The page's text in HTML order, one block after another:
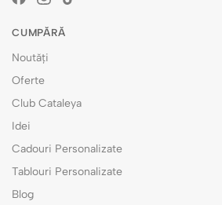
CUMPĂRĂ
Noutăți
Oferte
Club Cataleya
Idei
Cadouri Personalizate
Tablouri Personalizate
Blog